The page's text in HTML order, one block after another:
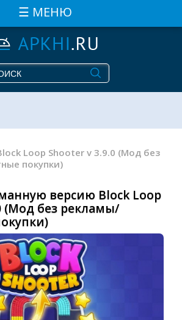
☰ МЕНЮ
Loop Shooter v 3.9.0 (Мод без
покупки)
версию Block Loop
(Мод без рекламы/